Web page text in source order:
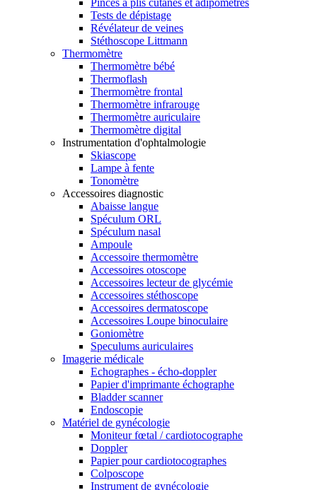
Pinces à plis cutanés et adipomètres
Tests de dépistage
Révélateur de veines
Stéthoscope Littmann
Thermomètre
Thermomètre bébé
Thermoflash
Thermomètre frontal
Thermomètre infrarouge
Thermomètre auriculaire
Thermomètre digital
Instrumentation d'ophtalmologie
Skiascope
Lampe à fente
Tonomètre
Accessoires diagnostic
Abaisse langue
Spéculum ORL
Spéculum nasal
Ampoule
Accessoire thermomètre
Accessoires otoscope
Accessoires lecteur de glycémie
Accessoires stéthoscope
Accessoires dermatoscope
Accessoires Loupe binoculaire
Goniomètre
Speculums auriculaires
Imagerie médicale
Echographes - écho-doppler
Papier d'imprimante échographe
Bladder scanner
Endoscopie
Matériel de gynécologie
Moniteur fœtal / cardiotocographe
Doppler
Papier pour cardiotocographes
Colposcope
Instrument de gynécologie